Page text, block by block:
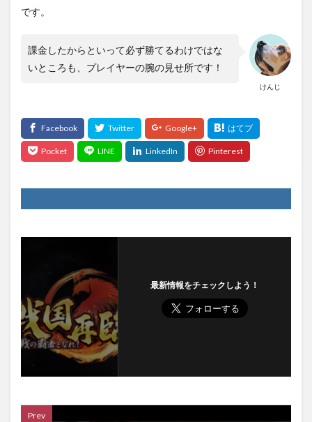
です。
けんじ
課金したからといって必ず勝てるわけではな
いところも、プレイヤーの腕の見せ所です！
最新情報をチェックしよう！
Prev